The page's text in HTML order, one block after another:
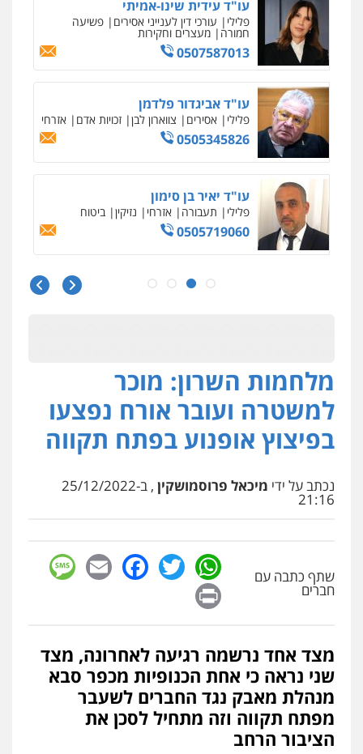
גל דהן – משרד עורך דין פלילי
פלילי פשיעה חמורה סמים מעצרים
וחקירות
0544723840
עו"ד ראוף נג'אר
פלילי עורכי דין לענייני אסירים מעצרים
סמים רכוש
0548009246
עו"ד אלון ארז
פלילי צבאי סמים אלימות במשפחה
לבן
0507368203
שחר לדובסקי, עו"ד
עבירות המתה עורכי
עו"ד איהאב ג'לג'ולי
פלילי מעצרים וחקירות עורכי דין לענייני
אסירים
0505216700
פלילי צבאי מעצרים וחקירות
עו"ד אלון קריטי
כלכלי אלימות סמים מעצרים
0525544654
מנשה, אלמוג – עורכי דין
עבירות תנועה תעבורה
עורכי דין לענייני אסירים מעצרים וחקירות
0546470989
עו"ד זוהר ארבל
מלחמות השרון: מוכר
למשטרה ועובר אורח נפצעו
בפיצוץ אופנוע בפתח תקווה
נכתב על ידי מיכאל פרוסמושקין , ב-25/12/2022
21:16
שתף כתבה עם
חברים
WhatsApp
Twitter
Facebook
Email
מצד אחד נרשמה רגיעה לאחרונה, מצד
שני נראה כי אחת הכנופיות מכפר סבא
מנהלת מאבק נגד החברים לשעבר
מפתח תקווה וזה מתחיל לסכן את
הציבור הרחב